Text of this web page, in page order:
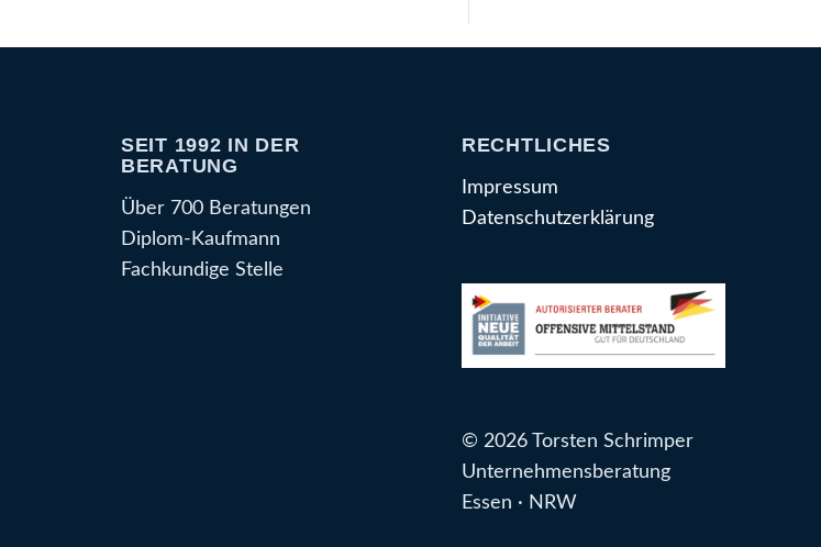
SEIT 1992 IN DER
BERATUNG
Über 700 Beratungen
Diplom-Kaufmann
Fachkundige Stelle
RECHTLICHES
Impressum
Datenschutzerklärung
© 2026 Torsten Schrimper
Unternehmensberatung
Essen · NRW